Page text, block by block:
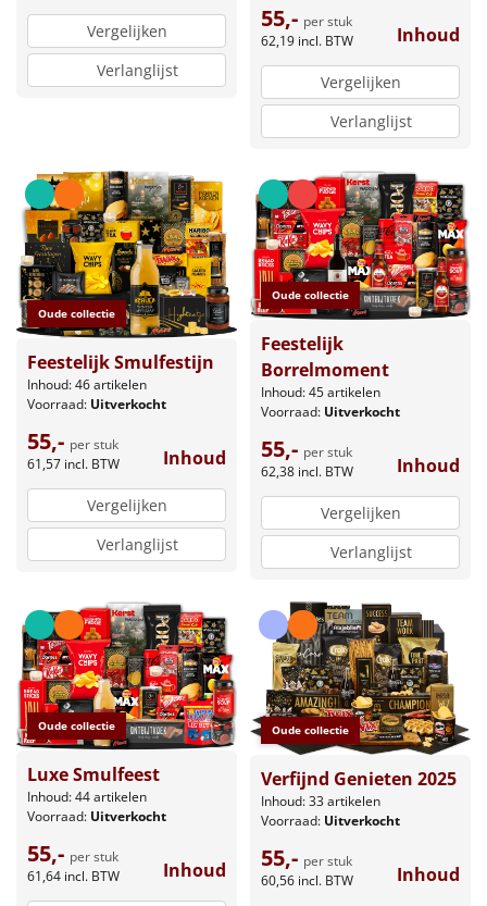
Vergelijken
Verlanglijst
55,- per stuk
62,19 incl. BTW Inhoud
Vergelijken
Verlanglijst
Oude collectie
Feestelijk Smulfestijn
Inhoud: 46 artikelen
Voorraad: Uitverkocht
55,- per stuk
61,57 incl. BTW Inhoud
Vergelijken
Verlanglijst
Oude collectie
Feestelijk
Borrelmoment
Inhoud: 45 artikelen
Voorraad: Uitverkocht
55,- per stuk
62,38 incl. BTW Inhoud
Vergelijken
Verlanglijst
Oude collectie
Luxe Smulfeest
Inhoud: 44 artikelen
Voorraad: Uitverkocht
55,- per stuk
61,64 incl. BTW Inhoud
Oude collectie
Verfijnd Genieten 2025
Inhoud: 33 artikelen
Voorraad: Uitverkocht
55,- per stuk
60,56 incl. BTW Inhoud